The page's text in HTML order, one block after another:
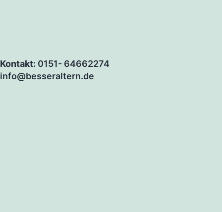
Kontakt: 0151- 64662274
info@besseraltern.de